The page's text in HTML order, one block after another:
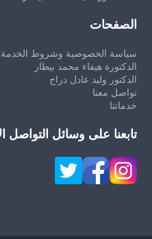
الصفحات
سياسة الخصوصية وشروط الخدمة
الدكتورة هيفاء محمد بيطار
الدكتور وليد عادل دراج
تواصل معنا
خدماتنا
تابعنا على وسائل التواصل